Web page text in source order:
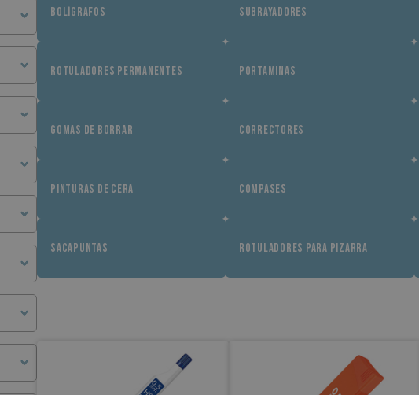
BOLÍGRAFOS SUBRAYADORES
ROTULADORES PERMANENTES PORTAMINAS
GOMAS DE BORRAR CORRECTORES
PINTURAS DE CERA COMPASES
SACAPUNTAS ROTULADORES PARA PIZARRA